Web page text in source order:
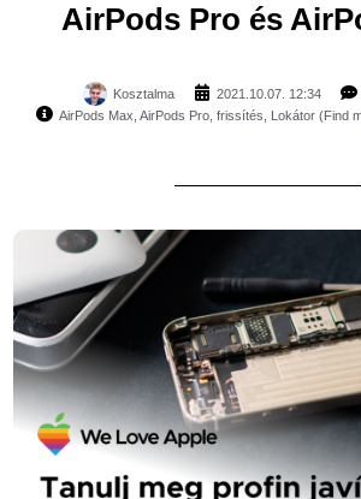
AirPods Pro és
Kosztalma 2021.10.07. 12:34
AirPods Max AirPods Pro, frissítés Lokátor (Find